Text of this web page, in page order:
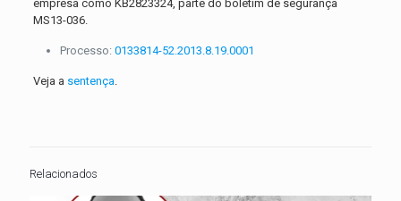
empresa como KB2823324, parte do boletim de segurança
MS13-036.
Processo: 0133814-52.2013.8.19.0001
Veja a sentença.
Relacionados